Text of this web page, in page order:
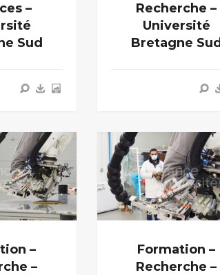
–
Sud
Recherche –
Université
Bretagne Sud
–
–
Formation –
Recherche –